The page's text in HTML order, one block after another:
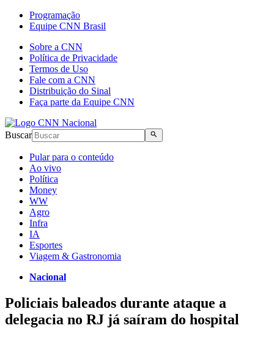
Programação
Equipe CNN Brasil
Sobre a CNN
Política de Privacidade
Termos de Uso
Fale com a CNN
Distribuição do Sinal
Faça parte da Equipe CNN
Buscar
Pular para o conteúdo
Ao vivo
Política
Money
WW
Agro
Infra
IA
Esportes
Viagem & Gastronomia
Nacional
Policiais baleados durante ataque a
delegacia no RJ já saíram do hospital